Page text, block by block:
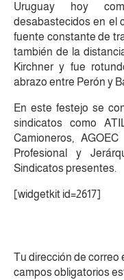
Uruguay hoy
desabastecidos en el
fuente constante de
también de la
Kirchner y fue
abrazo entre Perón y
En este festejo se
sindicatos como
Camioneros,
Profesional y
Sindicatos presentes.
[widgetkit id=2617]
Tu dirección de correo
campos obligatorios